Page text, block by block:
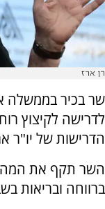
רן ארז
שר בכיר בממשלה
לדרישה לקיצוץ
הדרישות של יו"ר
ברווחה ובריאות